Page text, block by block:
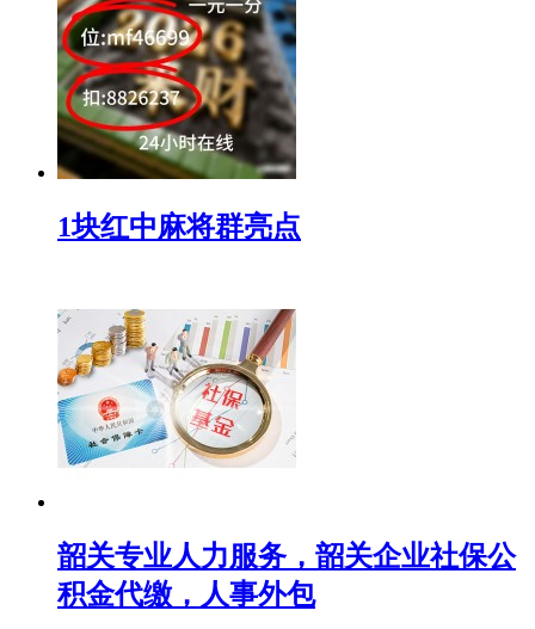
1块红中麻将群亮点
韶关专业人力服务，韶关企业社保公
积金代缴，人事外包